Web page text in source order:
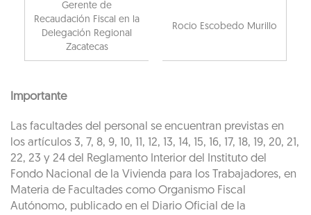
Gerente de
Recaudación Fiscal en la
Delegación Regional
Zacatecas
Rocio Escobedo Murillo
Importante
Las facultades del personal se encuentran previstas en
los artículos 3, 7, 8, 9, 10, 11, 12, 13, 14, 15, 16, 17, 18, 19, 20, 21,
22, 23 y 24 del Reglamento Interior del Instituto del
Fondo Nacional de la Vivienda para los Trabajadores, en
Materia de Facultades como Organismo Fiscal
Autónomo, publicado en el Diario Oficial de la